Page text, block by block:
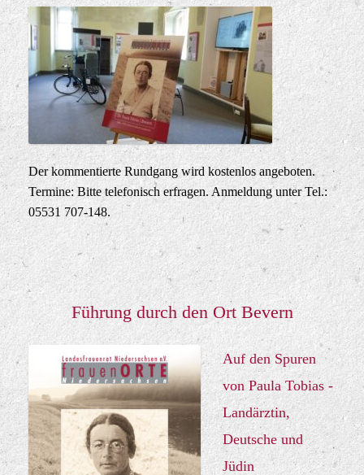
Der kommentierte Rundgang wird kostenlos angeboten.
Termine: Bitte telefonisch erfragen. Anmeldung unter Tel.:
05531 707-148.
Führung durch den Ort Bevern
Auf den Spuren
von Paula Tobias -
Landärztin,
Deutsche und
Jüdin